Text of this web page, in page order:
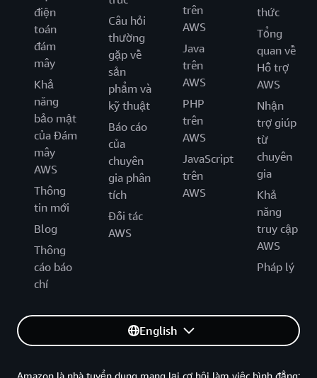
điện
toán
đám
mây
Khả
năng
bảo mật
của Đám
mây
AWS
Thông
tin mới
Blog
Thông
cáo báo
chí
Câu hỏi
thường
gặp về
sản
phẩm và
kỹ thuật
Báo cáo
của
chuyên
gia phân
tích
Đối tác
AWS
trên
AWS
Java
trên
AWS
PHP
trên
AWS
JavaScript
trên
AWS
thức
Tổng
quan về
Hỗ trợ
AWS
Nhận
trợ giúp
từ
chuyên
gia
Khả
năng
truy cập
AWS
Pháp lý
English